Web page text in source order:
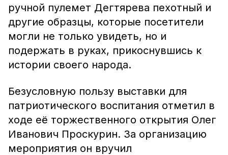
ручной пулемет Дегтярева пехотный и
другие образцы, которые посетители
могли не только увидеть, но и
подержать в руках, прикоснувшись к
истории своего народа.
Безусловную пользу выставки для
патриотического воспитания отметил в
ходе её торжественного открытия Олег
Иванович Проскурин. За организацию
мероприятия он вручил